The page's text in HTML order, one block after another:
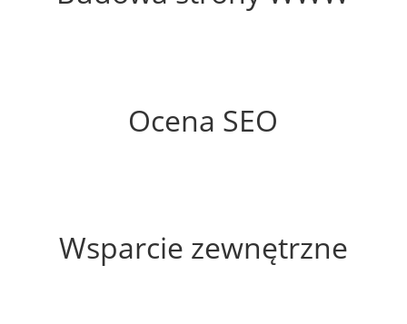
Ocena SEO
Wsparcie zewnętrzne